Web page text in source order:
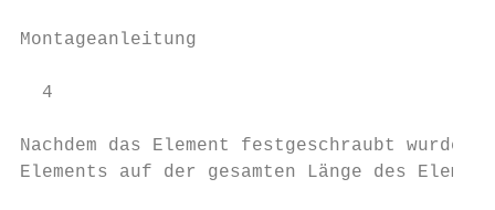
Montageanleitung
  4
Nachdem das Element festgeschraubt
Elements auf der gesamten Länge des